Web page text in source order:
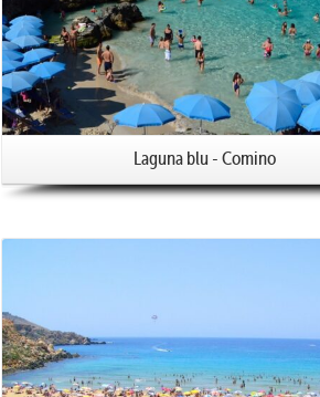
Laguna blu - Comino